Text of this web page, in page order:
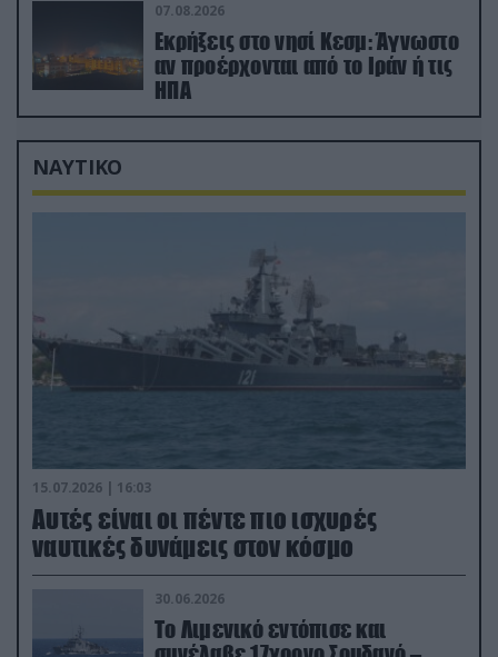
Σαουδική Αραβία!
07.08.2026
Εκρήξεις στο νησί Κεσμ: Άγνωστο
αν προέρχονται από το Ιράν ή τις
ΗΠΑ
ΝΑΥΤΙΚΟ
15.07.2026 | 16:03
Aυτές είναι οι πέντε πιο ισχυρές
ναυτικές δυνάμεις στον κόσμο
30.06.2026
Το Λιμενικό εντόπισε και